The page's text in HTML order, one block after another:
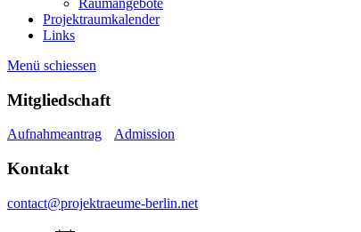
Projektraumkalender
Links
Menü schiessen
Mitgliedschaft
Aufnahmeantrag Admission
Kontakt
contact@projektraeume-berlin.net